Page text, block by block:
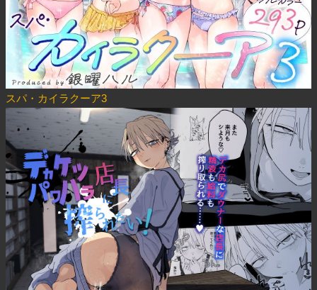
スパ・カイラクーア3